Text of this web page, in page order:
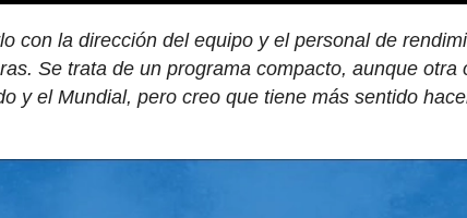
con la dirección del equipo y el personal de
Se trata de un programa compacto, aunque otra
y el Mundial, pero creo que tiene más sentido